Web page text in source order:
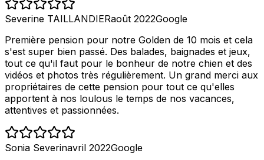
Severine TAILLANDIERaoût 2022Google
Première pension pour notre Golden de 10 mois et cela
s'est super bien passé. Des balades, baignades et jeux,
tout ce qu'il faut pour le bonheur de notre chien et des
vidéos et photos très régulièrement. Un grand merci aux
propriétaires de cette pension pour tout ce qu'elles
apportent à nos loulous le temps de nos vacances,
attentives et passionnées.
Sonia Severinavril 2022Google